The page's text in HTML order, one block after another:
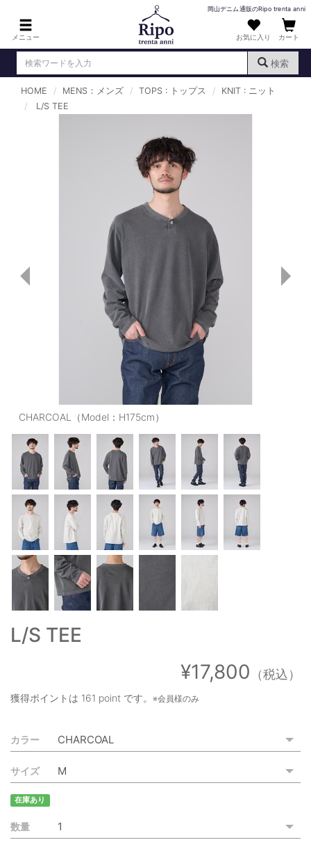
メニュー
岡山デニム通販のRipo trenta anni
お気に入り カート
検索
ログイン （新規会員登録
TOPS : トップス
T-SHIRT : Tシャツ
KNIT : ニット
SHIRT : シャツ
OUTERS : アウター
LADIES : レディース
PANTS/SKIRT : パンツ・スカート
TOPS : トップス
OUTERS : アウター
OUTLET : アウトレット
MENS : メンズ
LADIES : レディース
新規会員登録
お買い物カゴ
ご利用ガイド
ご利用規約
HOME MENS：メンズ TOPS : トップス
KNIT : ニット
L/S TEE
CHARCOAL（Model：H175cm）
L/S TEE
¥17,800 （税込）
獲得ポイントは 161 point です。 ※会員様のみ
カラー
サイズ
在庫あり
数量